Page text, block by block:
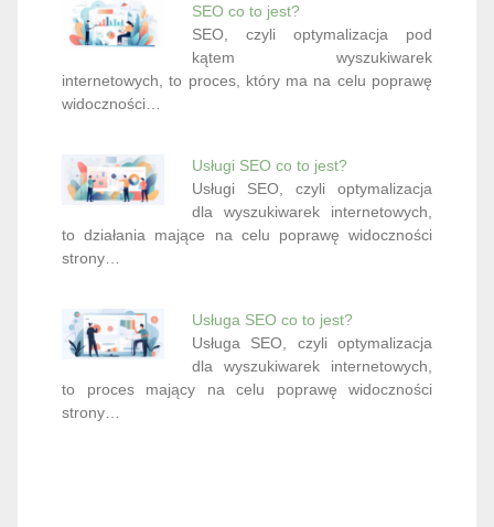
SEO co to jest?
SEO, czyli optymalizacja pod
kątem wyszukiwarek
internetowych, to proces, który ma na celu poprawę
widoczności…
Usługi SEO co to jest?
Usługi SEO, czyli optymalizacja
dla wyszukiwarek internetowych,
to działania mające na celu poprawę widoczności
strony…
Usługa SEO co to jest?
Usługa SEO, czyli optymalizacja
dla wyszukiwarek internetowych,
to proces mający na celu poprawę widoczności
strony…